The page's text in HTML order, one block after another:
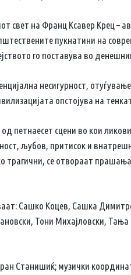
свет на Франц Ксавер Крец –
пукнатини на
го поставува во
несигурност,
опстојува на
петнаесет сцени во кои
љубов, притисок и
трагични, се отвораат
Сашко Коцев, Сашка
Тони Михајловски,
Станишиќ; музички